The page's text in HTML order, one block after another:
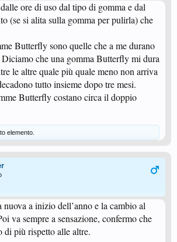
ore di uso dal tipo di gomma e dal
(se si alita sulla gomma per pulirla) che
Butterfly sono quelle che a me durano
che una gomma Butterfly mi dura
le altre quale più quale meno non arriva
tutto insieme dopo tre mesi.
Butterfly costano circa il doppio
elemento.
a inizio dell’anno e la cambio al
va sempre a sensazione, confermo che
più rispetto alle altre.